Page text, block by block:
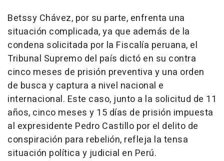
Betssy Chávez, por su parte, enfrenta una
situación complicada, ya que además de la
condena solicitada por la Fiscalía peruana, el
Tribunal Supremo del país dictó en su contra
cinco meses de prisión preventiva y una orden
de busca y captura a nivel nacional e
internacional. Este caso, junto a la solicitud de 11
años, cinco meses y 15 días de prisión impuesta
al expresidente Pedro Castillo por el delito de
conspiración para rebelión, refleja la tensa
situación política y judicial en Perú.